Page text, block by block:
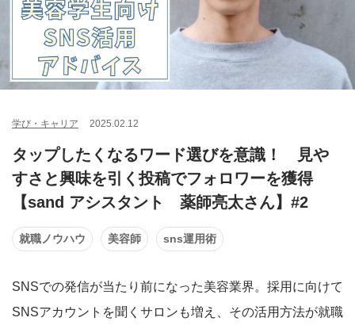
学び・キャリア 2025.02.12
タップしたくなるワード選びを意識！ 見や
すさと興味を引く投稿でフォロワーを獲得
【sand アシスタント 薬師亮太さん】#2
就職ノウハウ 美容師 sns運用術
SNSでの発信が当たり前になった美容業界。採用に向けて
SNSアカウントを聞くサロンも増え、その活用方法が就職